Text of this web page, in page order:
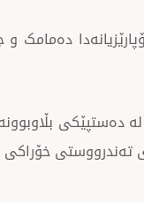
دەمامک
لە دەستپێکی
تەندرووستی